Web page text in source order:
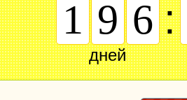
1 9 6
дней
: